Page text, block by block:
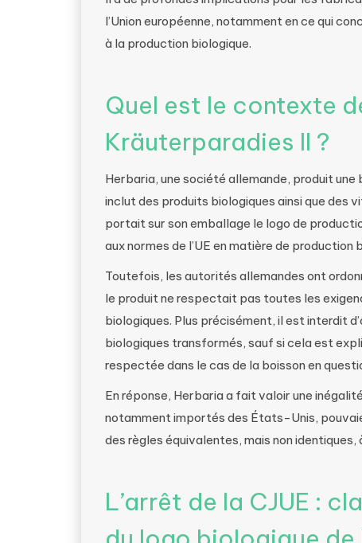
l’Union européenne, notamment en ce qui
à la production biologique.
Quel est le contexte
Kräuterparadies II ?
Herbaria, une société allemande, produit une
inclut des produits biologiques ainsi que des
portait sur son emballage le logo de
aux normes de l’UE en matière de production
Toutefois, les autorités allemandes ont
le produit ne respectait pas toutes les
biologiques. Plus précisément, il est interdit
biologiques transformés, sauf si cela est
respectée dans le cas de la boisson en
En réponse, Herbaria a fait valoir une
notamment importés des États-Unis,
des règles équivalentes, mais non identiques,
L’arrêt de la CJUE :